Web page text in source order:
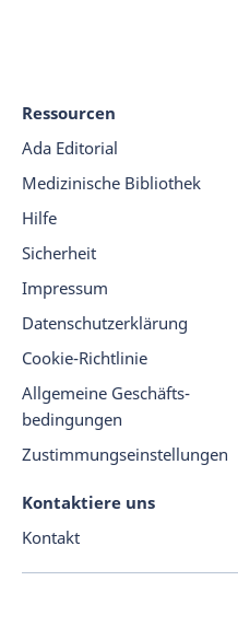
Ressourcen
Ada Editorial
Medizinische Bibliothek
Hilfe
Sicherheit
Impressum
Datenschutz­er­klärung
Cookie-Richtlinie
Allgemeine Geschäfts­
beding­ungen
Zustimmungseinstellungen
Kontaktiere uns
Kontakt